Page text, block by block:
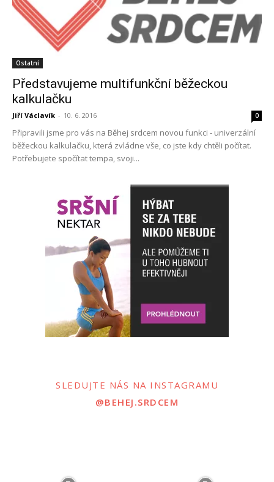
Ostatní
Představujeme multifunkční běžeckou
kalkulačku
Jiří Václavík - 10. 6. 2016 0
Připravili jsme pro vás na Běhej srdcem novou funkci - univerzální
běžeckou kalkulačku, která zvládne vše, co jste kdy chtěli počítat.
Potřebujete spočítat tempa, svoji...
SLEDUJTE NÁS NA INSTAGRAMU
@BEHEJ.SRDCEM